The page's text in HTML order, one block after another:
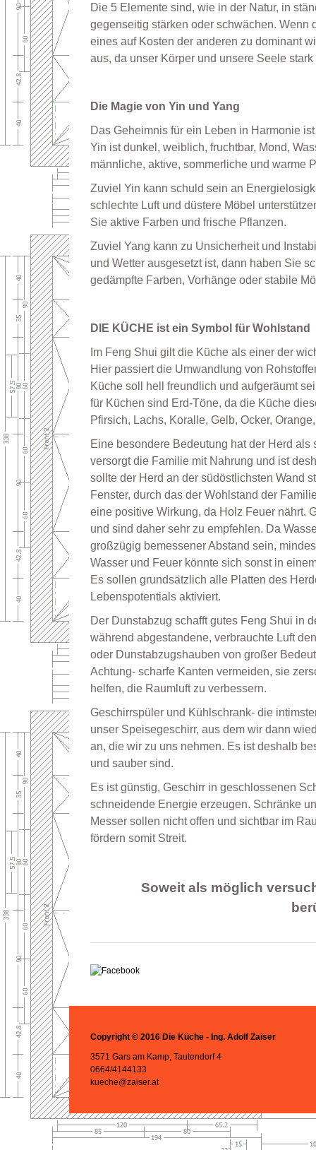
Die 5 Elemente sind, wie in der Natur, in
gegenseitig stärken oder schwächen.
eines auf Kosten der anderen zu dominant
aus, da unser Körper und unsere Seele
Die Magie von Yin und Yang
Das Geheimnis für ein Leben in Harmonie
Yin ist dunkel, weiblich, fruchtbar, Mond,
männliche, aktive, sommerliche und warme
Zuviel Yin kann schuld sein an
schlechte Luft und düstere Möbel
Sie aktive Farben und frische Pflanzen.
Zuviel Yang kann zu Unsicherheit und
und Wetter ausgesetzt ist, dann haben Sie
gedämpfte Farben, Vorhänge oder stabile
DIE KÜCHE ist ein Symbol für Wohlstand
Im Feng Shui gilt die Küche als einer der
Hier passiert die Umwandlung von
Küche soll hell freundlich und aufgeräumt
für Küchen sind Erd-Töne, da die Küche
Pfirsich, Lachs, Koralle, Gelb, Ocker,
Eine besondere Bedeutung hat der Herd
versorgt die Familie mit Nahrung und ist
sollte der Herd an der südöstlichsten Wand
Fenster, durch das der Wohlstand der
eine positive Wirkung, da Holz Feuer nährt.
und sind daher sehr zu empfehlen. Da
großzügig bemessener Abstand sein,
Wasser und Feuer könnte sich sonst in
Es sollen grundsätzlich alle Platten des
Lebenspotentials aktiviert.
Der Dunstabzug schafft gutes Feng Shui in
während abgestandene, verbrauchte Luft
oder Dunstabzugshauben von großer
Achtung- scharfe Kanten vermeiden, sie
helfen, die Raumluft zu verbessern.
Geschirrspüler und Kühlschrank- die
unser Speisegeschirr, aus dem wir dann
an, die wir zu uns nehmen. Es ist deshalb
und sauber sind.
Es ist günstig, Geschirr in geschlossenen
schneidende Energie erzeugen. Schränke
Messer sollen nicht offen und sichtbar im
fördern somit Streit.
Soweit als möglich
Copyright © 2016 Die Küche - Ing. Adolf Zaiser
3571 Gars am Kamp, Tautendorf 4
0664/4144133
kueche@zaiser.at